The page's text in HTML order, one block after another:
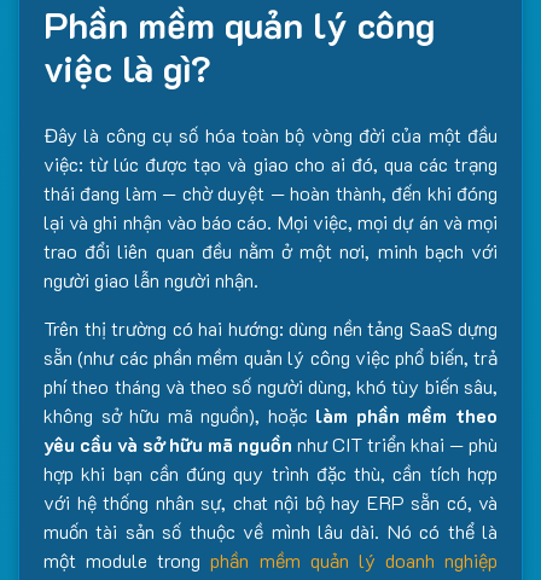
Phần mềm quản lý công
việc là gì?
Đây là công cụ số hóa toàn bộ vòng đời của một đầu
việc: từ lúc được tạo và giao cho ai đó, qua các trạng
thái đang làm — chờ duyệt — hoàn thành, đến khi đóng
lại và ghi nhận vào báo cáo. Mọi việc, mọi dự án và mọi
trao đổi liên quan đều nằm ở một nơi, minh bạch với
người giao lẫn người nhận.
Trên thị trường có hai hướng: dùng nền tảng SaaS dựng
sẵn (như các phần mềm quản lý công việc phổ biến, trả
phí theo tháng và theo số người dùng, khó tùy biến sâu,
không sở hữu mã nguồn), hoặc làm phần mềm theo
yêu cầu và sở hữu mã nguồn như CIT triển khai — phù
hợp khi bạn cần đúng quy trình đặc thù, cần tích hợp
với hệ thống nhân sự, chat nội bộ hay ERP sẵn có, và
muốn tài sản số thuộc về mình lâu dài. Nó có thể là
một module trongphần mềm quản lý doanh nghiệp